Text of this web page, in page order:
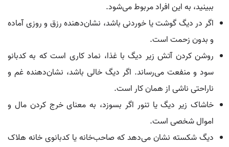
ببینید، به این افراد مربوط می‌شود.
اگر در دیگ گوشت یا خوردنی باشد، نشان‌دهنده رزق و روزی آماده
و بدون زحمت است.
روشن کردن آتش زیر دیگ با غذا، نماد کاری است که به کدبانو
سود و منفعت می‌رساند. اگر دیگ خالی باشد، نشان‌دهنده غم و
ناراحتی ناشی از همان کار است.
خاشاک زیر دیگ یا تنور اگر بسوزد، به معنای خرج کردن مال و
اموال شخصی است.
دیگ شکسته نشان می‌دهد که صاحب‌خانه یا کدبانوی خانه هلاک